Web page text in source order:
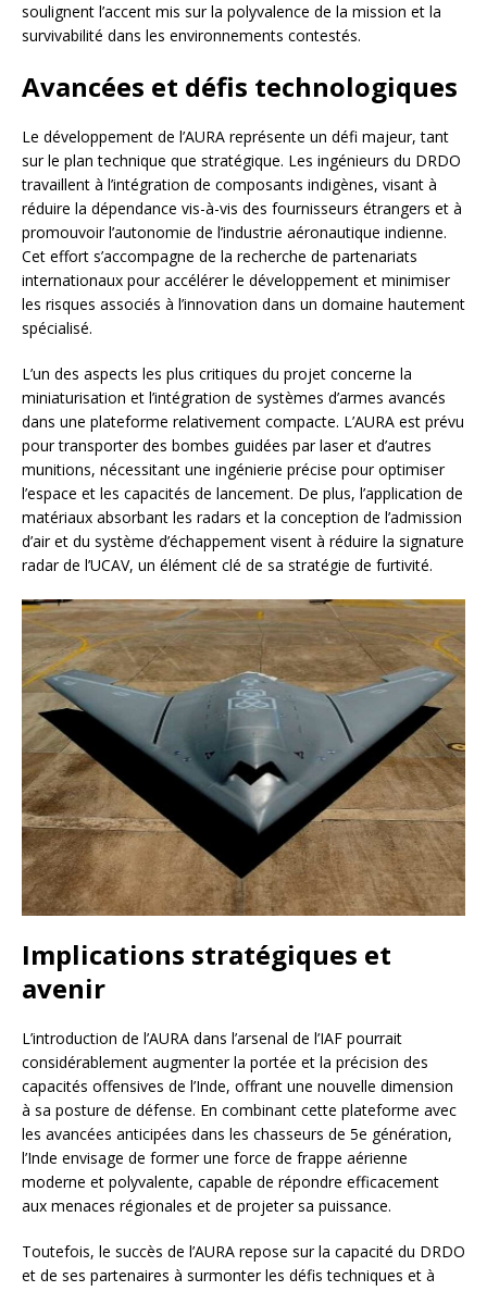
soulignent l’accent mis sur la polyvalence de la mission et la
survivabilité dans les environnements contestés.
Avancées et défis technologiques
Le développement de l’AURA représente un défi majeur, tant
sur le plan technique que stratégique. Les ingénieurs du DRDO
travaillent à l’intégration de composants indigènes, visant à
réduire la dépendance vis-à-vis des fournisseurs étrangers et à
promouvoir l’autonomie de l’industrie aéronautique indienne.
Cet effort s’accompagne de la recherche de partenariats
internationaux pour accélérer le développement et minimiser
les risques associés à l’innovation dans un domaine hautement
spécialisé.
L’un des aspects les plus critiques du projet concerne la
miniaturisation et l’intégration de systèmes d’armes avancés
dans une plateforme relativement compacte. L’AURA est prévu
pour transporter des bombes guidées par laser et d’autres
munitions, nécessitant une ingénierie précise pour optimiser
l’espace et les capacités de lancement. De plus, l’application de
matériaux absorbant les radars et la conception de l’admission
d’air et du système d’échappement visent à réduire la signature
radar de l’UCAV, un élément clé de sa stratégie de furtivité.
Implications stratégiques et
avenir
L’introduction de l’AURA dans l’arsenal de l’IAF pourrait
considérablement augmenter la portée et la précision des
capacités offensives de l’Inde, offrant une nouvelle dimension
à sa posture de défense. En combinant cette plateforme avec
les avancées anticipées dans les chasseurs de 5e génération,
l’Inde envisage de former une force de frappe aérienne
moderne et polyvalente, capable de répondre efficacement
aux menaces régionales et de projeter sa puissance.
Toutefois, le succès de l’AURA repose sur la capacité du DRDO
et de ses partenaires à surmonter les défis techniques et à